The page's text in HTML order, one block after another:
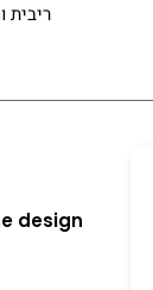
ריבית